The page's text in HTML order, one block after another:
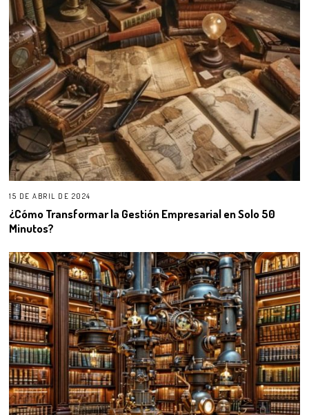
15 DE ABRIL DE 2024
¿Cómo Transformar la Gestión Empresarial en Solo 50
Minutos?